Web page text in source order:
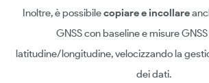
Inoltre, è possibilecopiare e incollare
GNSS con baseline e misure
latitudine/longitudine, velocizzando la
dei dati.